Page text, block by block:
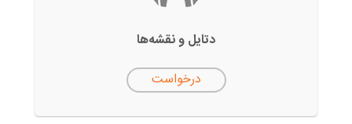
دتایل‌ و نقشه‌ها
درخواست